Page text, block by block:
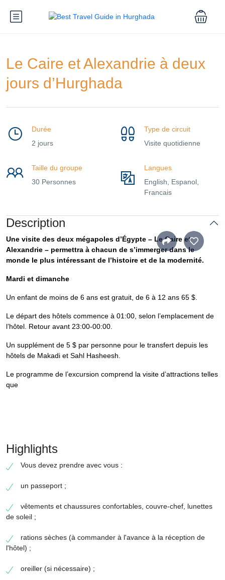
Le Caire et Alexandrie à deux
jours d’Hurghada
Durée
2 jours
Type de circuit
Visite quotidienne
Taille du groupe
30 Personnes
Langues
English, Espanol,
Francais
Description
Une visite des deux mégapoles d’Égypte – Le Caire et
Alexandrie – permettra à chacun de s’immerger dans le
monde le plus intéressant de l’histoire et de la modernité.
Mardi et dimanche
Un enfant de moins de 6 ans est gratuit, de 6 à 12 ans 65 $.
Le départ des hôtels commence à 01:00, selon l’emplacement de
l’hôtel. Retour avant 23:00-00:00.
Un supplément de 5 $ par personne pour le transfert depuis les
hôtels de Makadi et Sahl Hasheesh.
Le programme de l’excursion comprend la visite d’attractions telles
que
Highlights
Vous devez prendre avec vous :
un passeport ;
vêtements et chaussures confortables, couvre-chef, lunettes
de soleil ;
rations sèches (à commander à l'avance à la réception de
l'hôtel) ;
oreiller (si nécessaire) ;